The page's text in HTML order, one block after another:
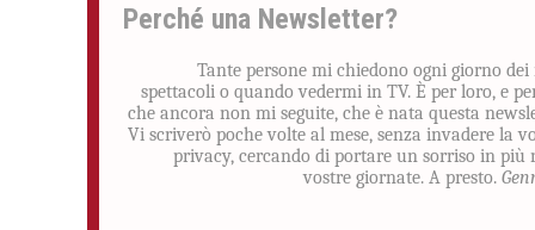
Perché una Newsletter?
Tante persone mi chiedono ogni giorno dei
spettacoli o quando vedermi in TV. È per loro, e
che ancora non mi seguite, che è nata questa
Vi scriverò poche volte al mese, senza invadere la
privacy, cercando di portare un sorriso in più
vostre giornate. A presto.